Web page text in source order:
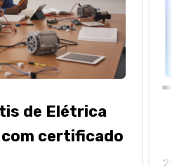
de Elétrica
certificado